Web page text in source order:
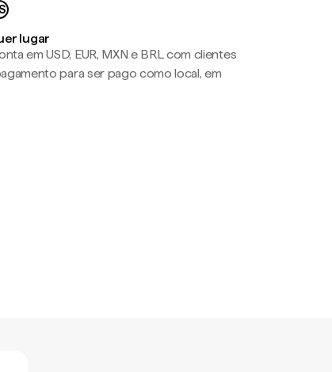
lugar
em USD, EUR, MXN e BRL com clientes
para ser pago como local, em